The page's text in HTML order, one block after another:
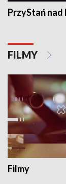
PrzyStań nad
FILMY
Filmy